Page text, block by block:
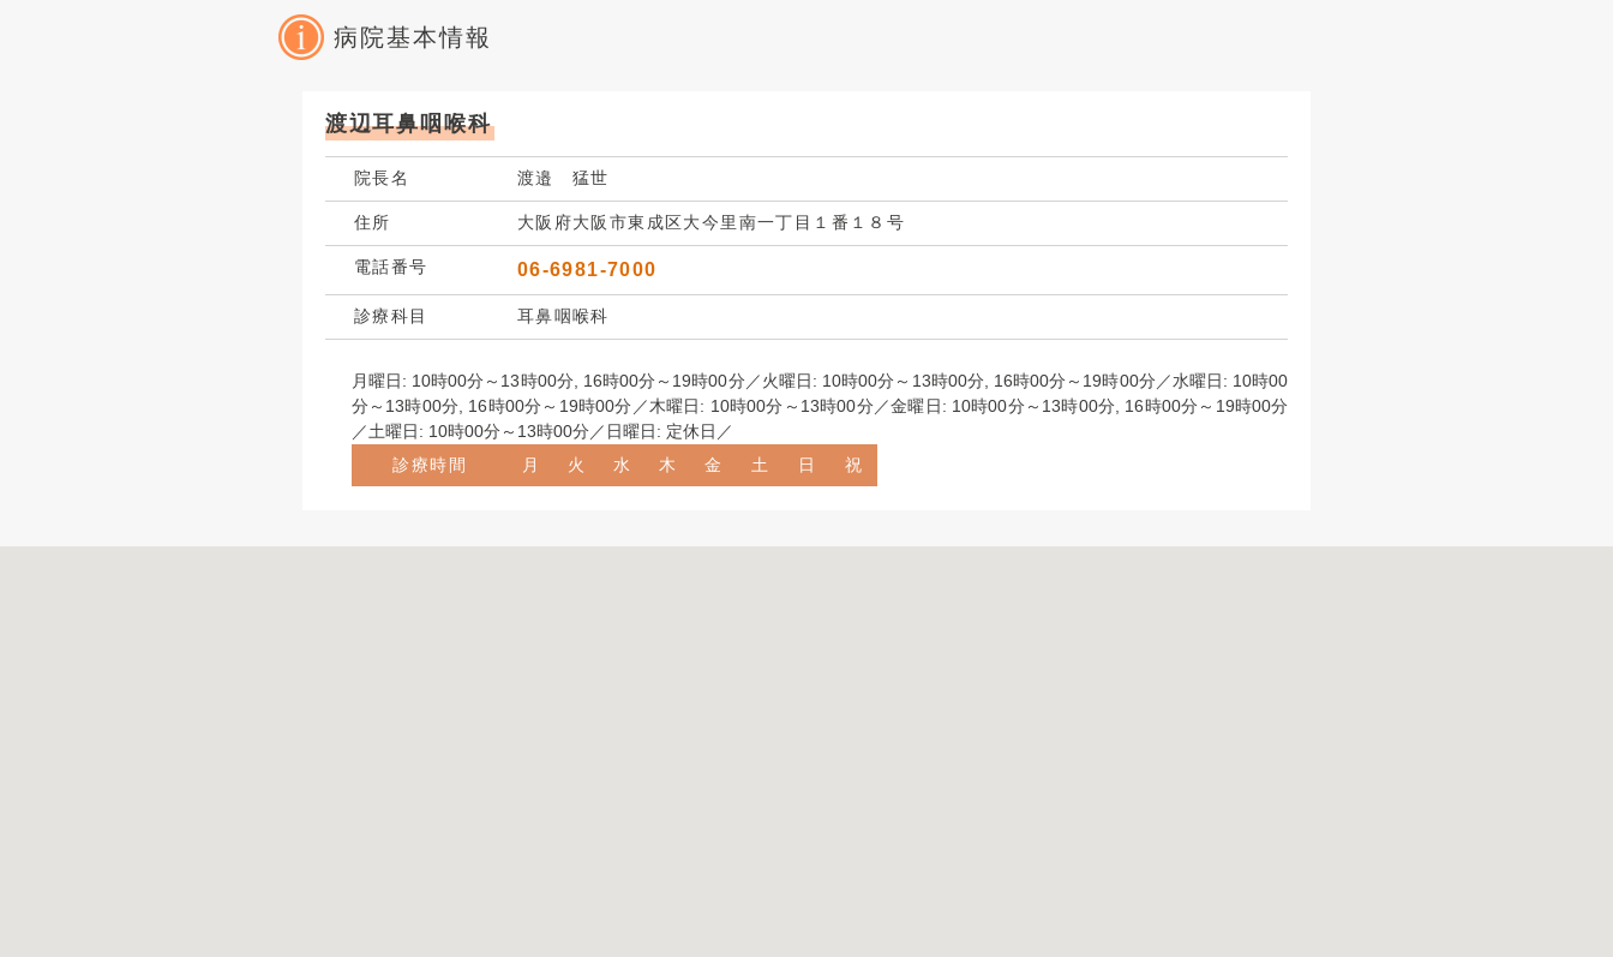
病院基本情報
渡辺耳鼻咽喉科
院長名 渡邉 猛世
住所 大阪府大阪市東成区大今里南一丁目１番１８号
電話番号 06-6981-7000
診療科目 耳鼻咽喉科
月曜日: 10時00分～13時00分, 16時00分～19時00分／火曜日: 10時00分～13時00分, 16時00分～19時00分／水曜日: 10時00
分～13時00分, 16時00分～19時00分／木曜日: 10時00分～13時00分／金曜日: 10時00分～13時00分, 16時00分～19時00分
／土曜日: 10時00分～13時00分／日曜日: 定休日／
診療時間
月 火 水 木 金 土 日 祝